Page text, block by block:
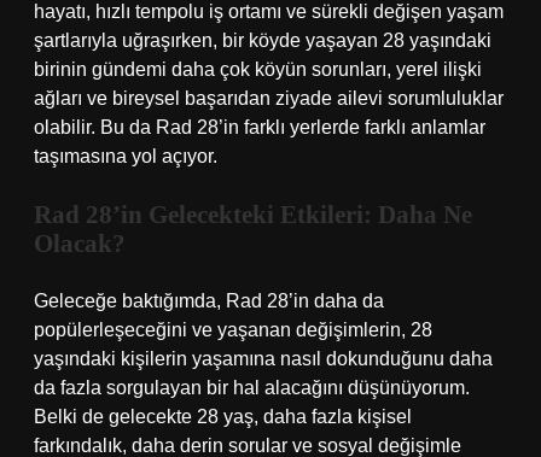
hayatı, hızlı tempolu iş ortamı ve sürekli değişen yaşam
şartlarıyla uğraşırken, bir köyde yaşayan 28 yaşındaki
birinin gündemi daha çok köyün sorunları, yerel ilişki
ağları ve bireysel başarıdan ziyade ailevi sorumluluklar
olabilir. Bu da Rad 28’in farklı yerlerde farklı anlamlar
taşımasına yol açıyor.
Rad 28’in Gelecekteki Etkileri: Daha Ne
Olacak?
Geleceğe baktığımda, Rad 28’in daha da
popülerleşeceğini ve yaşanan değişimlerin, 28
yaşındaki kişilerin yaşamına nasıl dokunduğunu daha
da fazla sorgulayan bir hal alacağını düşünüyorum.
Belki de gelecekte 28 yaş, daha fazla kişisel
farkındalık, daha derin sorular ve sosyal değişimle